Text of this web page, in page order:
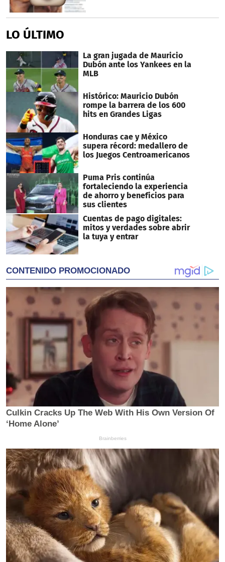
LO ÚLTIMO
La gran jugada de Mauricio
Dubón ante los Yankees en la
MLB
Histórico: Mauricio Dubón
rompe la barrera de los 600
hits en Grandes Ligas
Honduras cae y México
supera récord: medallero de
los Juegos Centroamericanos
Puma Pris continúa
fortaleciendo la experiencia
de ahorro y beneficios para
sus clientes
Cuentas de pago digitales:
mitos y verdades sobre abrir
la tuya y entrar